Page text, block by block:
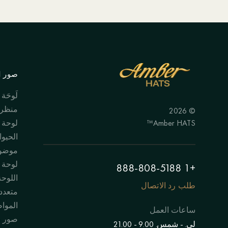
© 2026
Amber HATS™
+1 888-808-5188
طلب رد الاتصال
ساعات العمل
لي. - شمس. 9.00 - 21.00
صور
لَوحَة
لوحة
لوحة
صور